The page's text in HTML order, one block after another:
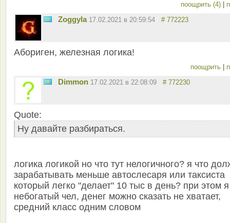
поощрить (4)
Zoggyla 17.02.2021 в 20:59:54 # 772223
Абориген, железная логика!
поощрить
Dimmon 17.02.2021 в 22:08:09 # 772230
Quote:
Ну давайте разбираться.
логика логикой но что тут нелогичного? я что
зарабатывать меньше автослесаря или таксиста
который легко "делает" 10 тыс в день? при этом я
небогатый чел, денег можно сказать не хватает,
средний класс одним словом